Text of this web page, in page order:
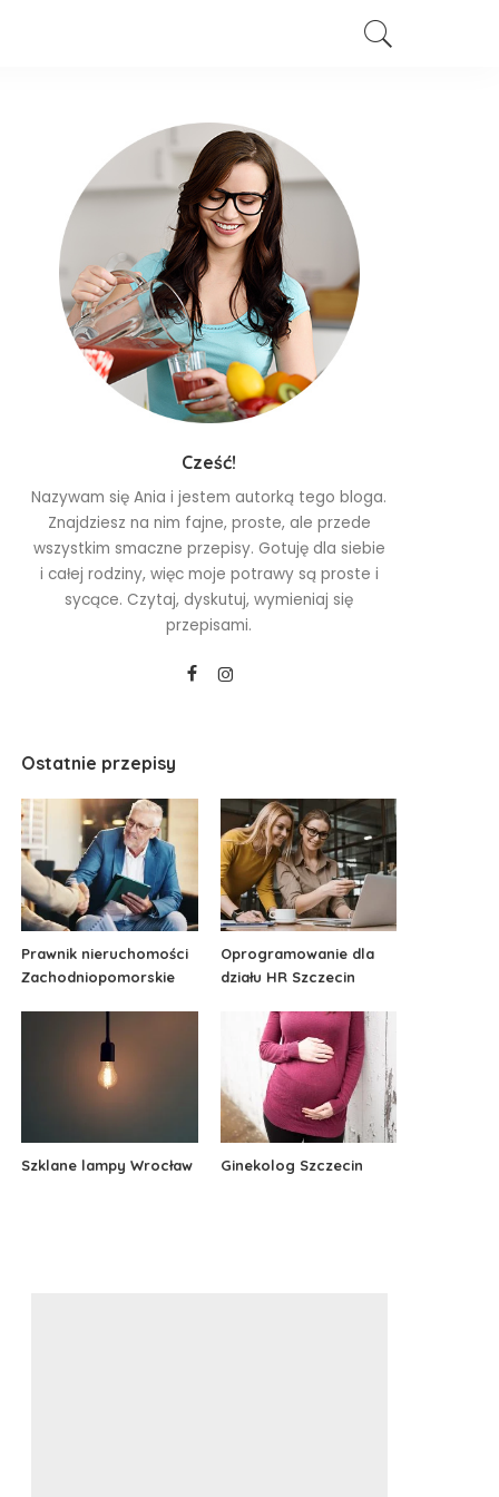
Cześć!
Nazywam się Ania i jestem autorką tego bloga.
Znajdziesz na nim fajne, proste, ale przede
wszystkim smaczne przepisy. Gotuję dla siebie
i całej rodziny, więc moje potrawy są proste i
sycące. Czytaj, dyskutuj, wymieniaj się
przepisami.
Ostatnie przepisy
Prawnik nieruchomości
Zachodniopomorskie
Oprogramowanie dla
działu HR Szczecin
Szklane lampy Wrocław Ginekolog Szczecin